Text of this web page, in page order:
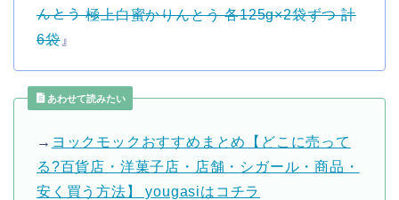
んとう 極上白蜜かりんとう 各125g×2袋ずつ 計
6袋』
あわせて読みたい
→ ヨックモックおすすめまとめ【どこに売って
る?百貨店・洋菓子店・店舗・シガール・商品・
安く買う方法】 yougasiはコチラ